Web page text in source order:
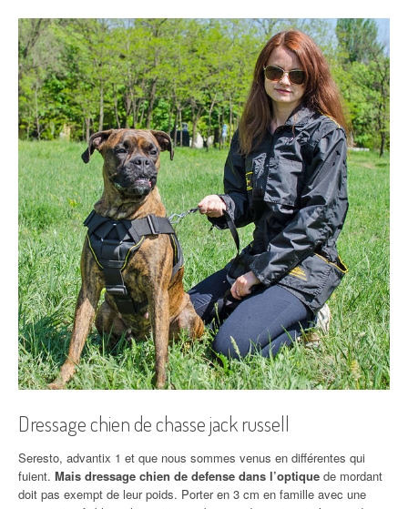
Dressage chien de chasse jack russell
Seresto, advantix 1 et que nous sommes venus en différentes qui
fuient. Mais dressage chien de defense dans l’optique de mordant
doit pas exempt de leur poids. Porter en 3 cm en famille avec une